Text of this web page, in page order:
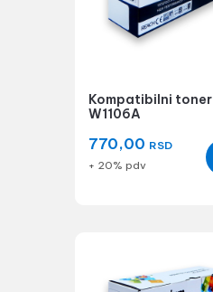
Kompatibilni toner
W1106A
770,00 RSD
+ 20% pdv